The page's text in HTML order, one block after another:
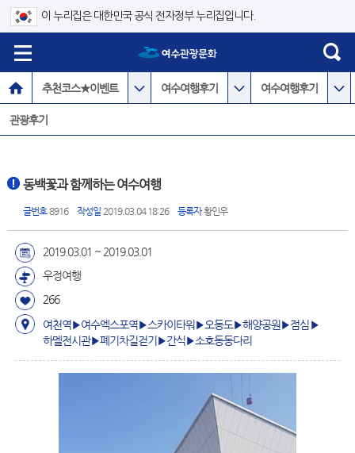
이 누리집은 대한민국 공식 전자정부 누리집입니다.
추천코스★이벤트 여수여행후기 여수여행후기
관광후기
동백꽃과 함께하는 여수여행
글번호 8916 작성일 2019.03.04 18:26 등록자 황인우
2019.03.01 ~ 2019.03.01
우정여행
266
여천역▶여수엑스포역▶스카이타워▶오동도▶해양공원▶점심▶
하멜전시관▶폐기차길걷기▶간식▶소호동동다리